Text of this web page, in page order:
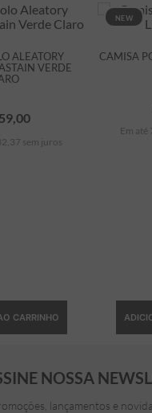
ALEATORY
VERDE
,00
37 sem juros
CARRINHO
NEW
CAMISA
Em até
NOSSA
lançamentos e